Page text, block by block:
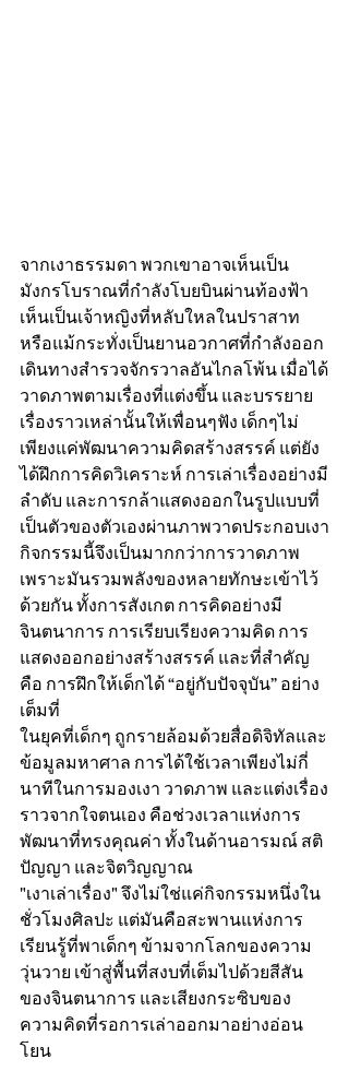
จากเงาธรรมดา พวกเขาอาจเห็นเป็น
มังกรโบราณที่กำลังโบยบินผ่านท้องฟ้า
เห็นเป็นเจ้าหญิงที่หลับใหลในปราสาท
หรือแม้กระทั่งเป็นยานอวกาศที่กำลังออก
เดินทางสำรวจจักรวาลอันไกลโพ้น เมื่อได้
วาดภาพตามเรื่องที่แต่งขึ้น และบรรยาย
เรื่องราวเหล่านั้นให้เพื่อนๆฟัง เด็กๆไม่
เพียงแค่พัฒนาความคิดสร้างสรรค์ แต่ยัง
ได้ฝึกการคิดวิเคราะห์ การเล่าเรื่องอย่างมี
ลำดับ และการกล้าแสดงออกในรูปแบบที่
เป็นตัวของตัวเองผ่านภาพวาดประกอบเงา
กิจกรรมนี้จึงเป็นมากกว่าการวาดภาพ
เพราะมันรวมพลังของหลายทักษะเข้าไว้
ด้วยกัน ทั้งการสังเกต การคิดอย่างมี
จินตนาการ การเรียบเรียงความคิด การ
แสดงออกอย่างสร้างสรรค์ และที่สำคัญ
คือ การฝึกให้เด็กได้ “อยู่กับปัจจุบัน” อย่าง
เต็มที่
ในยุคที่เด็กๆ ถูกรายล้อมด้วยสื่อดิจิทัลและ
ข้อมูลมหาศาล การได้ใช้เวลาเพียงไม่กี่
นาทีในการมองเงา วาดภาพ และแต่งเรื่อง
ราวจากใจตนเอง คือช่วงเวลาแห่งการ
พัฒนาที่ทรงคุณค่า ทั้งในด้านอารมณ์ สติ
ปัญญา และจิตวิญญาณ
"เงาเล่าเรื่อง" จึงไม่ใช่แค่กิจกรรมหนึ่งใน
ชั่วโมงศิลปะ แต่มันคือสะพานแห่งการ
เรียนรู้ที่พาเด็กๆ ข้ามจากโลกของความ
วุ่นวาย เข้าสู่พื้นที่สงบที่เต็มไปด้วยสีสัน
ของจินตนาการ และเสียงกระซิบของ
ความคิดที่รอการเล่าออกมาอย่างอ่อน
โยน